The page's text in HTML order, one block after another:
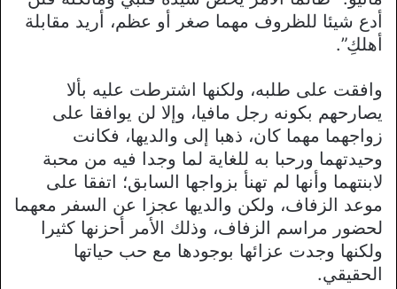
أدع شيئا للظروف مهما صغر أو عظم، أريد مقابلة
أهلكِ”.
وافقت على طلبه، ولكنها اشترطت عليه بألا
يصارحهم بكونه رجل مافيا، وإلا لن يوافقا على
زواجهما مهما كان، ذهبا إلى والديها، فكانت
وحيدتهما ورحبا به للغاية لما وجدا فيه من محبة
لابنتهما وأنها لم تهنأ بزواجها السابق؛ اتفقا على
موعد الزفاف، ولكن والديها عجزا عن السفر معهما
لحضور مراسم الزفاف، وذلك الأمر أحزنها كثيرا
ولكنها وجدت عزائها بوجودها مع حب حياتها
الحقيقي.